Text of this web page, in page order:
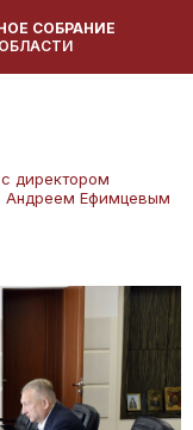
СОБРАНИЕ
директором
Андреем Ефимцевым